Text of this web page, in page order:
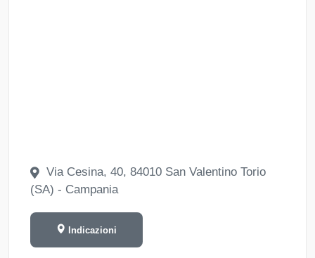
Via Cesina, 40, 84010 San Valentino Torio
(SA) - Campania
Indicazioni